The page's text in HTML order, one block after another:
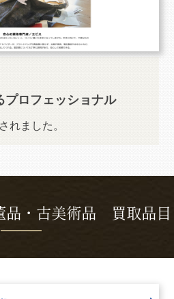
プロフェッショナル
れました。
品・古美術品 買取品目